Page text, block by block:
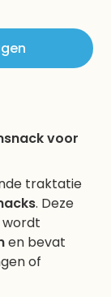
voor
traktatie
. Deze
wordt
en bevat
of